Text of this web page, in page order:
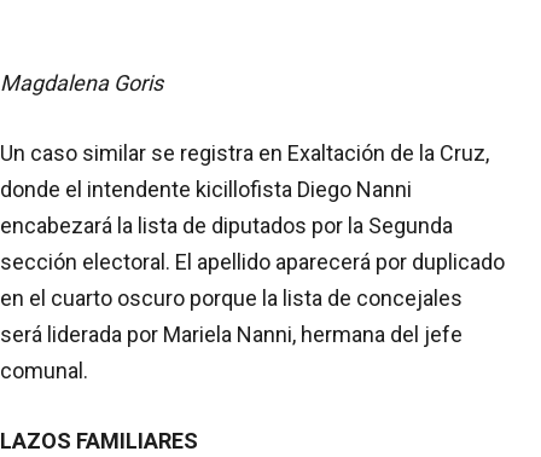
Magdalena Goris
Un caso similar se registra en Exaltación de la Cruz,
donde el intendente kicillofista Diego Nanni
encabezará la lista de diputados por la Segunda
sección electoral. El apellido aparecerá por duplicado
en el cuarto oscuro porque la lista de concejales
será liderada por Mariela Nanni, hermana del jefe
comunal.
LAZOS FAMILIARES